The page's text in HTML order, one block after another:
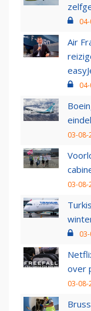
Air
03-08-
03-08-
over
03-08-